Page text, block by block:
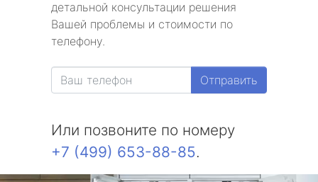
детальной консультации решения
Вашей проблемы и стоимости по
телефону.
Отправить
Или позвоните по номеру
+7 (499) 653-88-85.